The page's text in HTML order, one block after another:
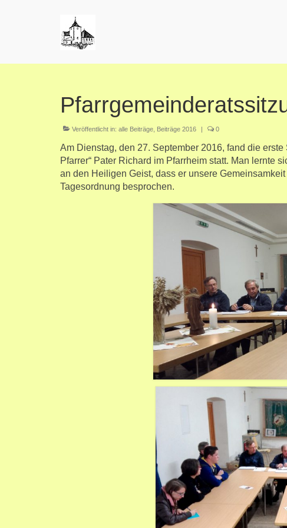
Veröffentlicht in: alle Beiträge Beiträge 2016 | 0
Am Dienstag, den 27. September 2016, fand die
Pfarrer“ Pater Richard im Pfarrheim statt. Man lernte
an den Heiligen Geist, dass er unsere
Tagesordnung besprochen.